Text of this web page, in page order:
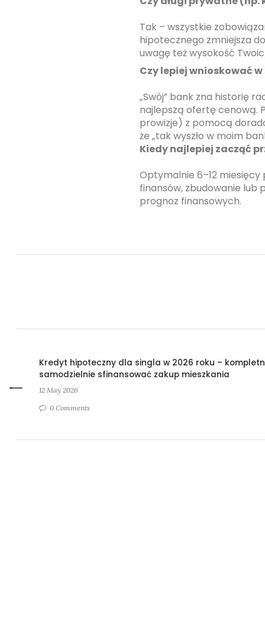
Tak – wszystkie
hipotecznego zmniejsza
uwagę też wysokość
Czy lepiej wnioskować
„Swój” bank zna historię
najlepszą ofertę cenową.
prowizje) z pomocą
że „tak wyszło w moim
Kiedy najlepiej zacząć
Optymalnie 6–12
finansów, zbudowanie
prognoz finansowych.
Kredyt hipoteczny dla singla w 2026 roku –
samodzielnie sfinansować zakup mieszkania
12 May 2026
0 Comments